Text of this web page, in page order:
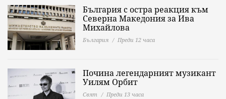
България с остра реакция към
Северна Македония за Ива
Михайлова
България Преди 12 часа
Почина легендарният музикант
Уилям Орбит
Свят Преди 13 часа